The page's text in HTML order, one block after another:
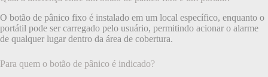
O botão de pânico fixo é instalado em um local específico, enquanto o
portátil pode ser carregado pelo usuário, permitindo acionar o alarme
de qualquer lugar dentro da área de cobertura.
Para quem o botão de pânico é indicado?